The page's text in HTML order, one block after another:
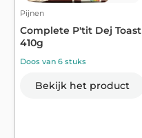
Pijnen
Complete P'tit Dej Toast
410g
Doos van 6 stuks
Bekijk het product